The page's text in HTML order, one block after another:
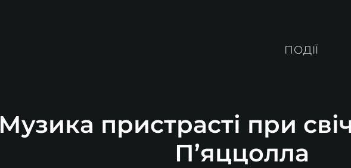
ПОДІЇ
Музика пристрасті при
П’яццолла